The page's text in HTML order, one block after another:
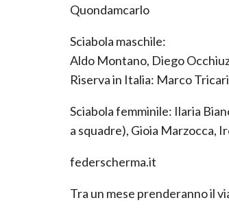
Quondamcarlo
Sciabola maschile:
Aldo Montano, Diego
Riserva in Italia: Marco
Sciabola femminile: Ilaria
a squadre), Gioia Marzocca,
federscherma.it
Tra un mese prenderanno il